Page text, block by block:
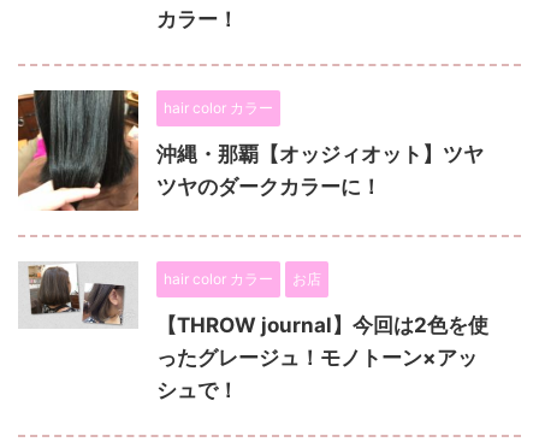
カラー！
hair color カラー
沖縄・那覇【オッジィオット】ツヤ
ツヤのダークカラーに！
hair color カラー お店
【THROW journal】今回は2色を使
ったグレージュ！モノトーン×アッ
シュで！